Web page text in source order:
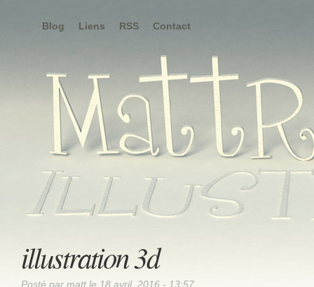
Blog Liens RSS Contact
illustration 3d
Posté par matt le 18 avril, 2016 - 13:57